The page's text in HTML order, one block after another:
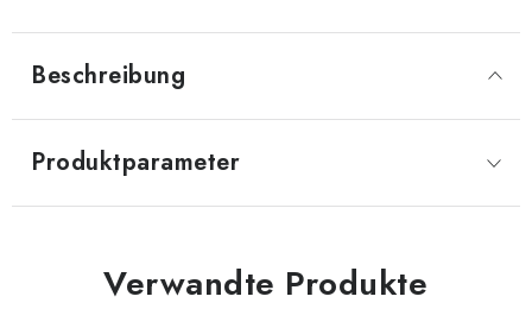
Beschreibung
Produktparameter
Verwandte Produkte